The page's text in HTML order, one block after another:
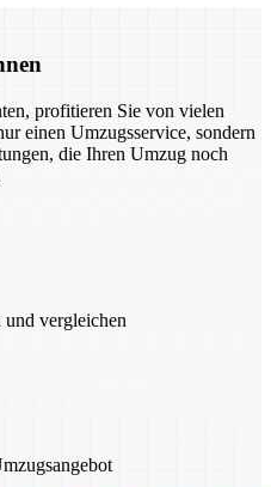
profitieren Sie von vielen
einen Umzugsservice, sondern
die Ihren Umzug noch
vergleichen